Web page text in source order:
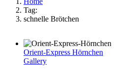
Tag:
schnelle Brötchen
Orient-Express Hörnchen
Gallery